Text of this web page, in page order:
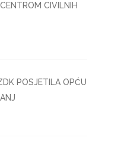
CIVILNIH
POSJETILA OPĆU